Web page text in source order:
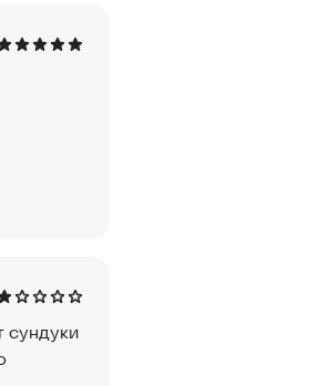
сундуки